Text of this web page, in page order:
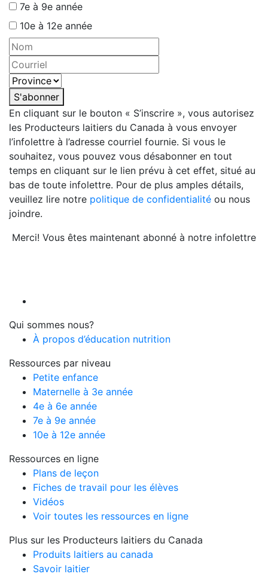
7e à 9e année
10e à 12e année
S'abonner
En cliquant sur le bouton « S’inscrire », vous autorisez
les Producteurs laitiers du Canada à vous envoyer
l’infolettre à l’adresse courriel fournie. Si vous le
souhaitez, vous pouvez vous désabonner en tout
temps en cliquant sur le lien prévu à cet effet, situé au
bas de toute infolettre. Pour de plus amples détails,
veuillez lire notre politique de confidentialité ou nous
joindre.
Merci! Vous êtes maintenant abonné à notre infolettre
Qui sommes nous?
À propos d’éducation nutrition
Ressources par niveau
Petite enfance
Maternelle à 3e année
4e à 6e année
7e à 9e année
10e à 12e année
Ressources en ligne
Plans de leçon
Fiches de travail pour les élèves
Vidéos
Voir toutes les ressources en ligne
Plus sur les Producteurs laitiers du Canada
Produits laitiers au canada
Savoir laitier